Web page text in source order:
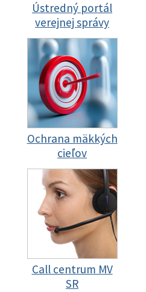
Ústredný portál
verejnej správy
Ochrana mäkkých
cieľov
Call centrum MV
SR